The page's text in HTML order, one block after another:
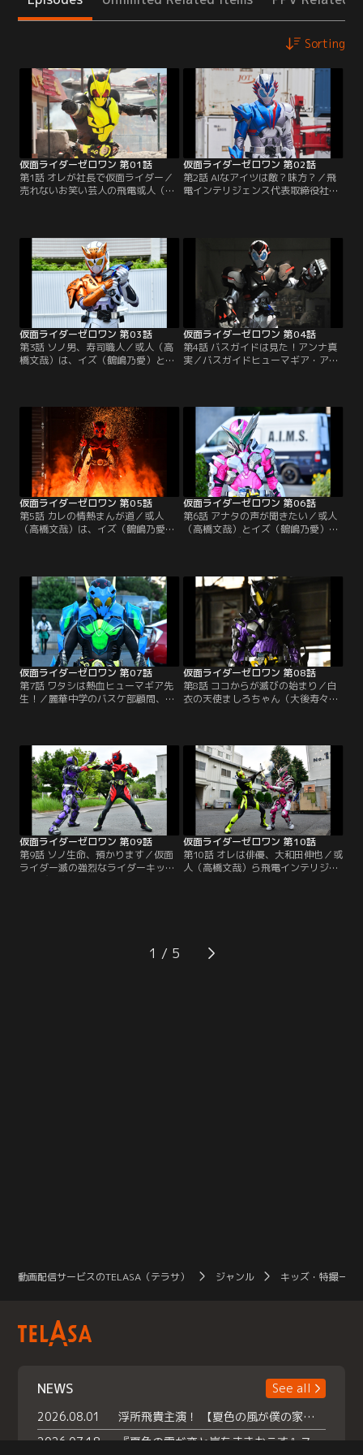
Sorting
仮面ライダーゼロワン 第01話
第1話 オレが社長で仮面ライダー／
売れないお笑い芸人の飛電或人（高
テリジェンスが開発したお笑い芸人
型のAIロボ＝ヒューマギアはバカウ
ケ。或人は、支配人の根津（金田明
夫）からクビを言い渡されてしま
う。落ち込む或人の前に…。
仮面ライダーゼロワン 第02話
第2話 AIなアイツは敵？味方？／飛
電インテリジェンス代表取締役社長
諫（岡田龍太郎）の事情聴取を受け
るハメに。いったい何の目的で！？
一方、滅亡迅雷.netも新たな行動を
開始。迅（中川大輔）は、にこやか
に配達員ヒューマギアに近付く
と…。
仮面ライダーゼロワン 第03話
第3話 ソノ男、寿司職人／或人（高
橋文哉）は、イズ（鶴嶋乃愛）とと
職人の主人・魚住（渡辺哲）は「ロ
ボットに寿司は握れない」と興味を
示さない。困り果てる或人だった
が、そこへエイムズの唯阿（井桁弘
恵）が現れた。思わず身構える或人
だったが…。
仮面ライダーゼロワン 第04話
第4話 バスガイドは見た！アンナ真
実／バスガイドヒューマギア・アン
に同乗。のどかな景色に心癒される
或人だったが、12年前の爆発事故現
場にやってくると表情を硬くする。
今ではデイブレイクタウンと名付け
られ、事故現場は負の遺産となって
いた。
仮面ライダーゼロワン 第05話
第5話 カレの情熱まんが道／或人
（高橋文哉）は、イズ（鶴嶋乃愛）
石墨との対面に大興奮だったが、森
筆ジーペン（徳角浩太郎）らアシス
タントのヒューマギアを道具のよう
に扱う石墨に失望してしまう。そん
なジーペンに滅亡迅雷.netの迅（中
川大輔）が接近。
仮面ライダーゼロワン 第06話
第6話 アナタの声が聞きたい／或人
（高橋文哉）とイズ（鶴嶋乃愛）
は、エイムズの諫（岡田龍太郎）の
（美山加恋）の事務所社長・多澤
（おかやまはじめ）にある容疑がか
かっているというのだが…。一方、
滅亡迅雷.netのアジトでは、滅（砂
川脩弥）が迅（中川大輔）にある指
令を出す。
仮面ライダーゼロワン 第07話
第7話 ワタシは熱血ヒューマギア先
生！／麗華中学のバスケ部顧問、教
ズ（鶴嶋乃愛）が中学校へ行くと、
あまりに熱心に指導するため練習時
間をオーバー。高校進学を心配する
保護者からクレームが入っていると
いう。
仮面ライダーゼロワン 第08話
第8話 ココからが滅びの始まり／白
衣の天使ましろちゃん（大後寿々
よると、患者の個人情報を扱う医療
ヒューマギアのセキュリティは万全
だという。その病院でのヒューマギ
アのハッキングに失敗した滅（砂川
脩弥）は…。
仮面ライダーゼロワン 第09話
第9話 ソノ生命、預かります／仮面
ライダー滅の強烈なライダーキック
を浴び変身を解除、意識不明の重体
託す。国立医電病院の医療ヒューマ
ギアの暴走が社会問題化。飛電イン
仮面ライダーゼロワン 第10話
第10話 オレは俳優、大和田伸也／或
人（高橋文哉）ら飛電インテリジェ
の警備で協力する。その諫は、イズ
（鶴嶋乃愛）から暗殺ヒューマギア
1
動画配信サービスのTELASA（テラサ） ジャンル キッズ・特撮一覧
NEWS
See all
2026.08.01
浮所飛貴主演！ 【夏色の風が僕の家にやってきた】 本日よりテラサで独占配信スタート！
2026.07.18
『夏色の雲が恋と嵐をまきおこす』スペシャルメイキング 【Part1】2026年７月18日（土）23時30分～配信スタート！話題のシーンの裏側を大公開！豪華キャスト大集合！ 『武宮家 真夏の家族会議』開催！